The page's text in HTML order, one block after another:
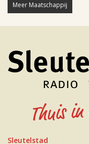
Meer Maatschappij
Sleutelstad